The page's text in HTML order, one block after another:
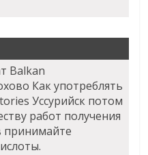
Balkan
Как употреблять
Уссурийск потом
работ получения
принимайте